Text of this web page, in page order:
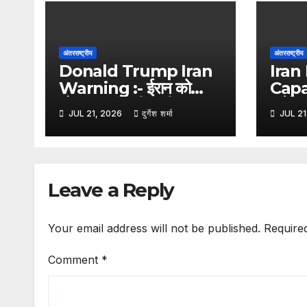
अंतरराष्ट्रीय
Donald Trump Iran
Warning :- ईरान को
डोनाल्ड ट्रंप की कड़ी
चेतावनी, कहा- किसी भी हमले
का मिलेगा करारा जवाब
JUL 21, 2026 दुर्गेश शर्मा
अंतरराष्ट्रीय
Iran
के
हुईं
JUL
Leave a Reply
Your email address will not be published.
Comment *